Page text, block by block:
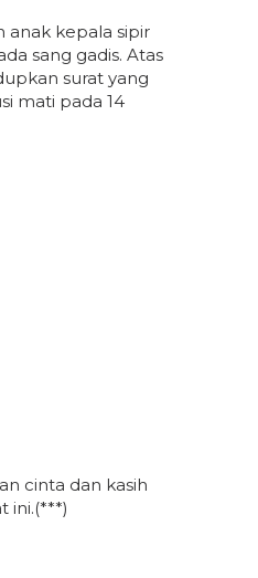
anak kepala sipir
sang gadis. Atas
surat yang
mati pada 14
cinta dan kasih
ini.(***)